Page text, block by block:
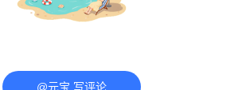
@元宝 写评论